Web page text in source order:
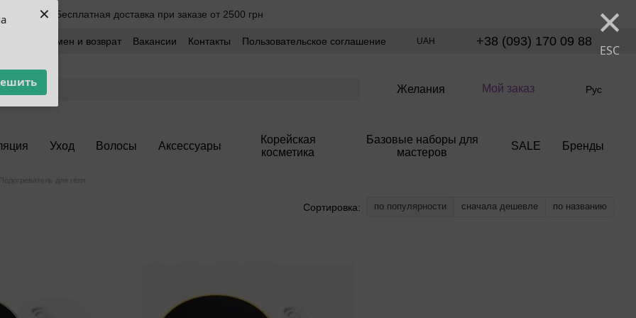
× ×
ESC
Бесплатная доставка при заказе от 2500 грн
Обмен и возврат Вакансии Контакты
Пользовательское соглашение
UAH +38 (093) 170 09 88
Желания Мой заказ Рус
Уход Волосы Аксессуары
Корейская
косметика
Базовые наборы для
мастеров
SALE Бренды
Подогреватель для геля
Сортировка: по популярности сначала дешевле по названию